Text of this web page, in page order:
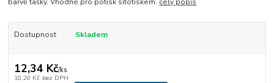
Dostupnost Skladem
12,34 Kč/ks
10,20 Kč bez DPH